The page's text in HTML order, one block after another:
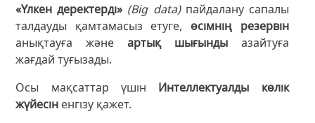
«Үлкен деректерді» (Big data) пайдалану сапалы
талдауды қамтамасыз етуге, өсімнің резервін
анықтауға және артық шығындыазайтуға
жағдай туғызады.
Осы мақсаттар үшін Интеллектуалды көлік
жүйесін енгізу қажет.